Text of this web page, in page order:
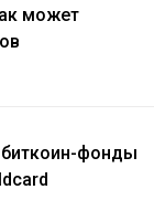
может
фонды